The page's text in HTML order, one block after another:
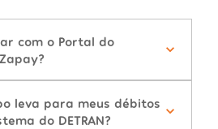
com o Portal do
leva para meus débitos
do DETRAN?